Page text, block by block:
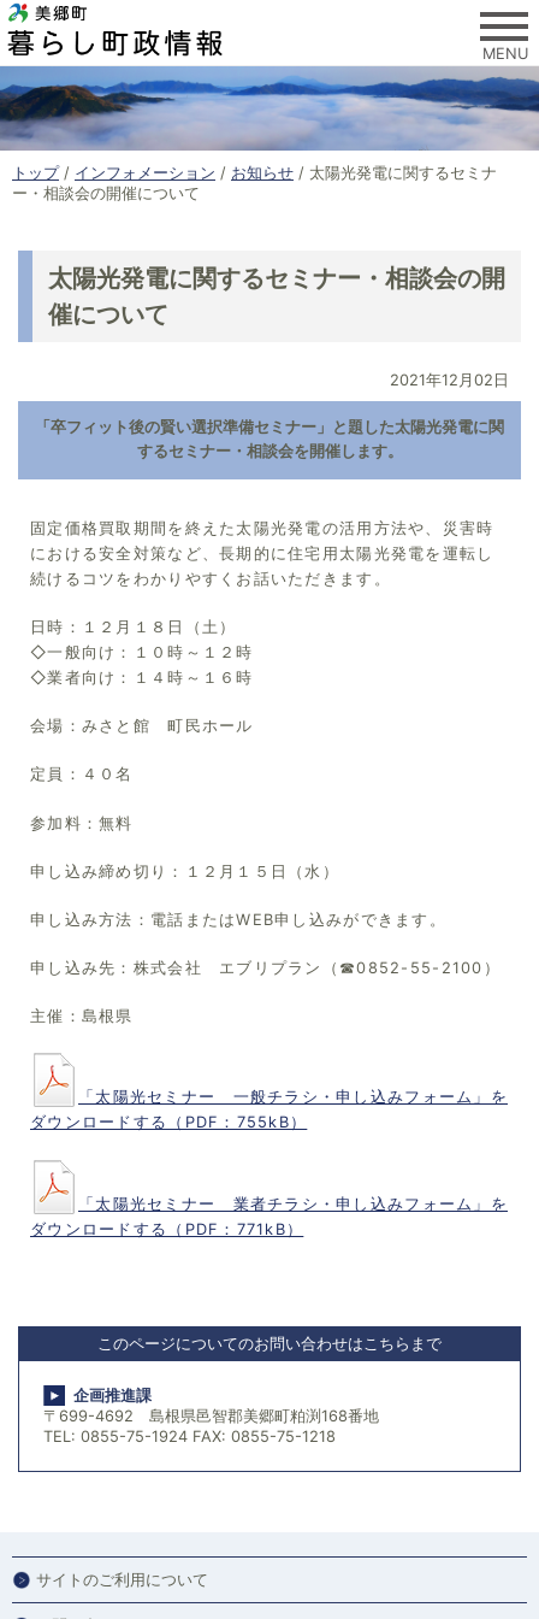
このページの本文へ
MENU
現
在
置
トップ/ インフォメーション / お知らせ / 太陽光発電に関するセミナ
ー・相談会の開催について
太陽光発電に関するセミナー・相談会の開
催について
2021年12月02日
「卒フィット後の賢い選択準備セミナー」と題した太陽光発電に関
するセミナー・相談会を開催します。
固定価格買取期間を終えた太陽光発電の活用方法や、災害時
における安全対策など、長期的に住宅用太陽光発電を運転し
続けるコツをわかりやすくお話いただきます。
日時：１２月１８日（土）
◇一般向け：１０時～１２時
◇業者向け：１４時～１６時
会場：みさと館 町民ホール
定員：４０名
参加料：無料
申し込み締め切り：１２月１５日（水）
申し込み方法：電話またはWEB申し込みができます。
申し込み先：株式会社 エブリプラン（☎0852-55-2100）
主催：島根県
「太陽光セミナー 一般チラシ・申し込みフォーム」を
ダウンロードする（PDF：755kB）
「太陽光セミナー 業者チラシ・申し込みフォーム」を
ダウンロードする（PDF：771kB）
このページについてのお問い合わせはこちらまで
企画推進課
〒699-4692 島根県邑智郡美郷町粕渕168番地
TEL: 0855-75-1924 FAX: 0855-75-1218
サイトのご利用について